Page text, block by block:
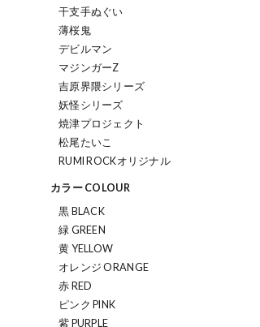
干支手ぬぐい
薄桜鬼
デビルマン
マジンガーZ
吉原界隈シリーズ
妖怪シリーズ
焼津プロジェクト
松尾たいこ
RUMI ROCKオリジナル
カラー COLOUR
黒 BLACK
緑 GREEN
黄 YELLOW
オレンジ ORANGE
赤 RED
ピンク PINK
紫 PURPLE